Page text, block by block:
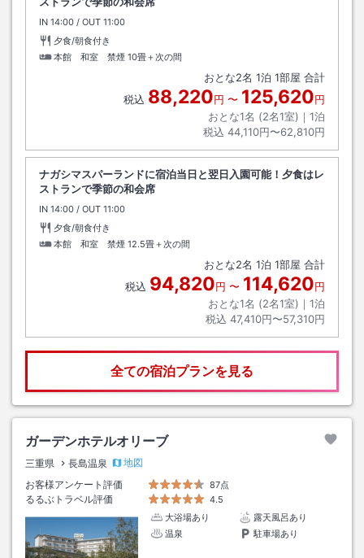
IN チェックイン
14:00 / OUT チェックアウト
11:00
夕食/朝食付き
本館 和室 禁煙 10畳＋次の間
おとな2名 1泊 1部屋 合計
税込 88,220円 〜 125,620円
おとな1名 (2名1室)｜ 1泊
税込 44,110円〜62,810円
ナガシマスパーランドに宿泊当日と翌日入園可能！夕食はレ
ストランで季節の和会席
IN チェックイン
14:00 / OUT チェックアウト
11:00
夕食/朝食付き
本館 和室 禁煙 12.5畳＋次の間
おとな2名 1泊 1部屋 合計
税込 94,820円 〜 114,620円
おとな1名 (2名1室)｜ 1泊
税込 47,410円〜57,310円
全ての宿泊プランを見る
ガーデンホテルオリーブ
三重県 長島温泉
地図
お客様アンケート評価
87点
るるぶトラベル評価
4.5
大浴場あり
露天風呂あり
温泉
駐車場あり